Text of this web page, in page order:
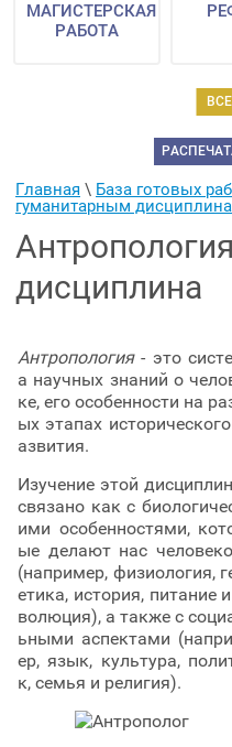
МАГИСТЕРСКАЯ
РАБОТА
Главная \ База готовых
гуманитарным
дисциплина
Антропология- это
а научных знаний о
ке, его особенности на
ых этапах
азвития.
Изучение этой
связано как с
ими особенностями,
ые делают нас
(например, физиология,
етика, история, питание
волюция), а также с
ьными аспектами
ер, язык, культура,
к, семья и религия).